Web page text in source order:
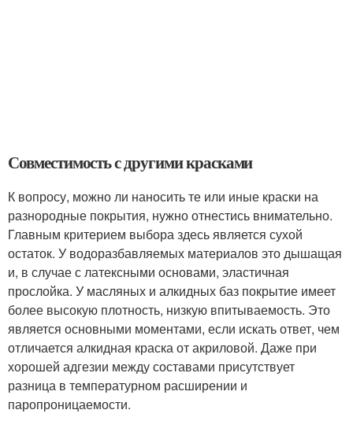
Совместимость с другими красками
К вопросу, можно ли наносить те или иные краски на
разнородные покрытия, нужно отнестись внимательно.
Главным критерием выбора здесь является сухой
остаток. У водоразбавляемых материалов это дышащая
и, в случае с латексными основами, эластичная
прослойка. У масляных и алкидных баз покрытие имеет
более высокую плотность, низкую впитываемость. Это
является основными моментами, если искать ответ, чем
отличается алкидная краска от акриловой. Даже при
хорошей адгезии между составами присутствует
разница в температурном расширении и
паропроницаемости.